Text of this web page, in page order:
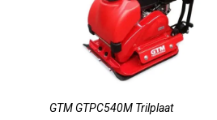
GTM GTPC540M Trilplaat